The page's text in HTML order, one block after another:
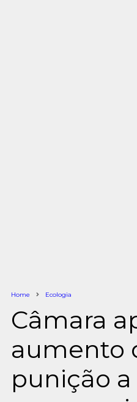
Home Ecologia
Câmara
aumento
punição